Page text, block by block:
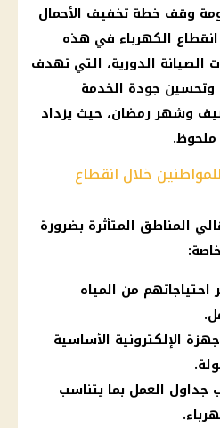
وقف خطة تخفيف الأحمال
انقطاع الكهرباء في هذه
الصيانة الدورية، التي تهدف
وتحسين جودة الخدمة
وشهر رمضان، حيث يزداد
خلال انقطاع
المناطق المتأثرة بضرورة
احتياجاتهم من المياه
الإلكترونية الأساسية
جداول العمل بما يتناسب